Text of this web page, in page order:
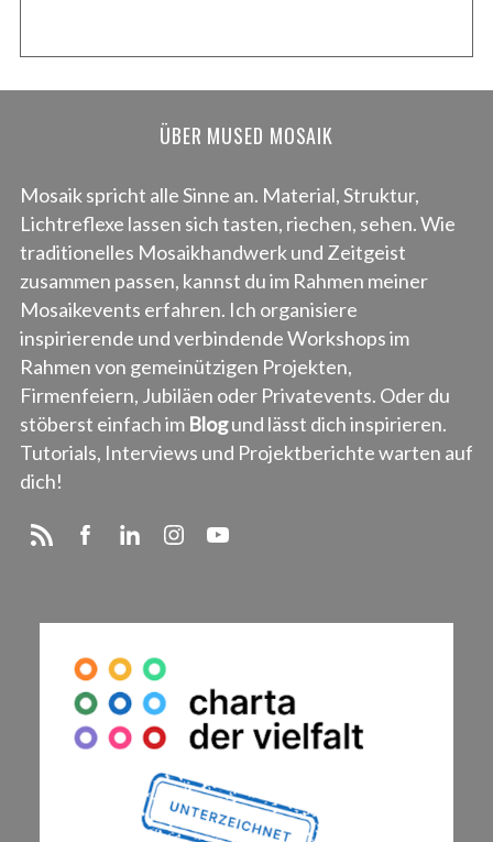
ÜBER MUSED MOSAIK
Mosaik spricht alle Sinne an. Material, Struktur,
Lichtreflexe lassen sich tasten, riechen, sehen. Wie
traditionelles Mosaikhandwerk und Zeitgeist
zusammen passen, kannst du im Rahmen meiner
Mosaikevents erfahren. Ich organisiere
inspirierende und verbindende Workshops im
Rahmen von gemeinützigen Projekten,
Firmenfeiern, Jubiläen oder Privatevents. Oder du
stöberst einfach im Blogund lässt dich inspirieren.
Tutorials, Interviews und Projektberichte warten auf
dich!